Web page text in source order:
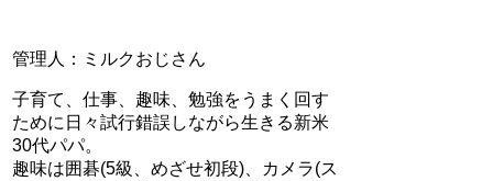
管理人：ミルクおじさん
子育て、仕事、趣味、勉強をうまく回す
ために日々試行錯誤しながら生きる新米
30代パパ。
趣味は囲碁(5級、めざせ初段)、カメラ(ス